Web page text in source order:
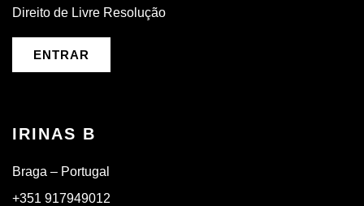
Direito de Livre Resolução
ENTRAR
IRINAS B
Braga – Portugal
+351 917949012